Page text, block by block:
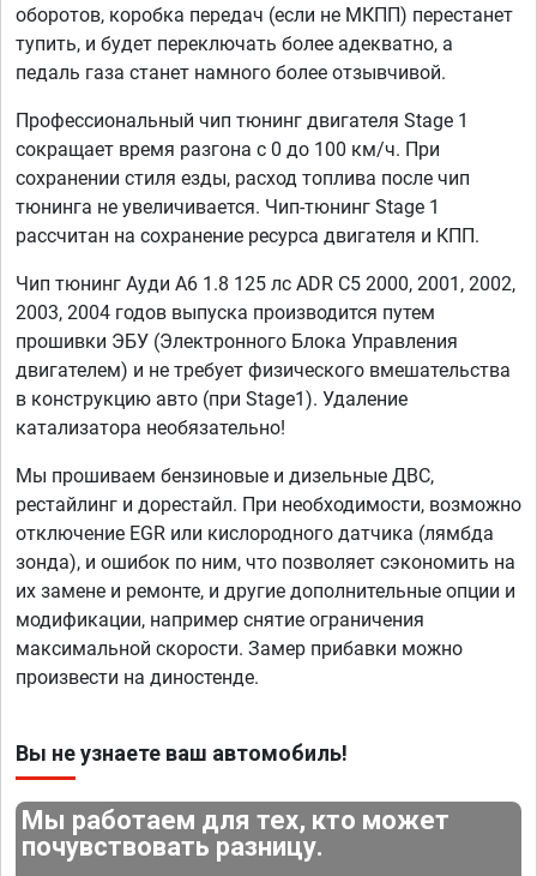
оборотов, коробка передач (если не МКПП) перестанет
тупить, и будет переключать более адекватно, а
педаль газа станет намного более отзывчивой.
Профессиональный чип тюнинг двигателя Stage 1
сокращает время разгона с 0 до 100 км/ч. При
сохранении стиля езды, расход топлива после чип
тюнинга не увеличивается. Чип-тюнинг Stage 1
рассчитан на сохранение ресурса двигателя и КПП.
Чип тюнинг Ауди А6 1.8 125 лс ADR C5 2000, 2001, 2002,
2003, 2004 годов выпуска производится путем
прошивки ЭБУ (Электронного Блока Управления
двигателем) и не требует физического вмешательства
в конструкцию авто (при Stage1). Удаление
катализатора необязательно!
Мы прошиваем бензиновые и дизельные ДВС,
рестайлинг и дорестайл. При необходимости, возможно
отключение EGR или кислородного датчика (лямбда
зонда), и ошибок по ним, что позволяет сэкономить на
их замене и ремонте, и другие дополнительные опции и
модификации, например снятие ограничения
максимальной скорости. Замер прибавки можно
произвести на диностенде.
Вы не узнаете ваш автомобиль!
Мы работаем для тех, кто может
почувствовать разницу.